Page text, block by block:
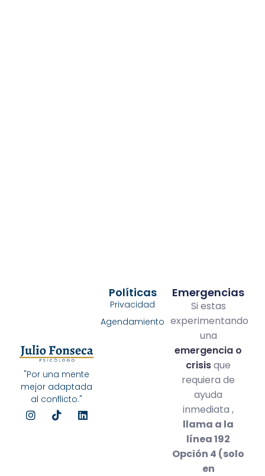
"Por una mente
mejor adaptada
al conflicto."
Políticas
Privacidad
Agendamiento
Emergencias
Si estas
experimentando
una
emergencia o
crisisque
requiera de
ayuda
inmediata ,
llama a la
línea 192
Opción 4 (solo
en